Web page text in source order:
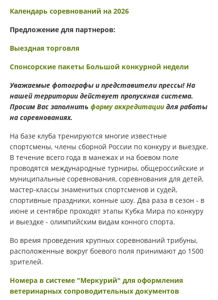
Календарь соревнований на 2026
Предложение для партнеров:
Выездная торговля
Спонсорские пакеты Большой конкурной недели
Уважаемые фотографы и представители прессы! На
нашей территории действует пропускная система.
Просим Вас заполнить форму аккредитациидля работы
на соревнованиях.
На базе клуба тренируются многие известные
спортсмены, члены сборной России по конкуру и выездке.
В течение всего года в манежах и на боевом поле
проводятся международные турниры, общероссийские и
муниципальные соревнования, соревнования для детей,
мастер-классы знаменитых спортсменов и судей,
спортивные праздники, конные шоу. Два раза в сезон - в
июне и сентябре проходят этапы Кубка Мира по конкуру
и выездке - олимпийским видам конного спорта.
Во время проведения крупных соревнований трибуны,
расположенные вокруг боевого поля принимают до 1500
зрителей.
Номера в системе "Меркурий" для оформления
ветеринарных сопроводительных документов